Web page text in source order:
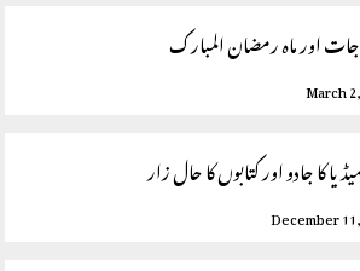
اور ماہ رمضان المبارک
March
کا جادو اور کتابوں کا حال زار
December